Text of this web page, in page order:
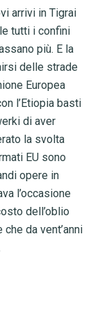
arrivi in Tigrai
tutti i confini
più. E la
delle strade
Europea
l’Etiopia basti
di aver
la svolta
EU sono
opere in
l’occasione
dell’oblio
da vent’anni